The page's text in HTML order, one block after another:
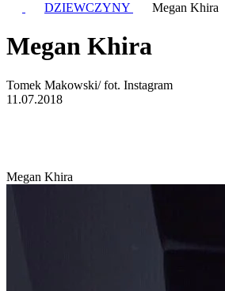
DZIEWCZYNY Megan Khira
Megan Khira
Tomek Makowski/ fot. Instagram
11.07.2018
Megan Khira